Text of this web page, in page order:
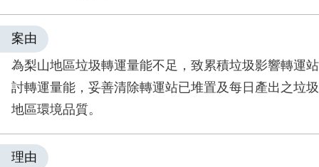
案由
為梨山地區垃圾轉運量能不足，致累積垃圾影響轉運
討轉運量能，妥善清除轉運站已堆置及每日產出之垃
地區環境品質。
理由